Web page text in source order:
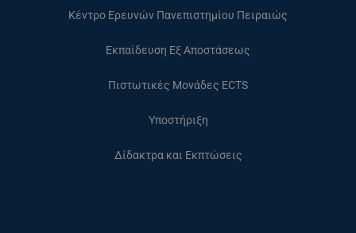
Κέντρο Ερευνών Πανεπιστημίου Πειραιώς
Εκπαίδευση Εξ Αποστάσεως
Πιστωτικές Μονάδες ECTS
Υποστήριξη
Δίδακτρα και Εκπτώσεις